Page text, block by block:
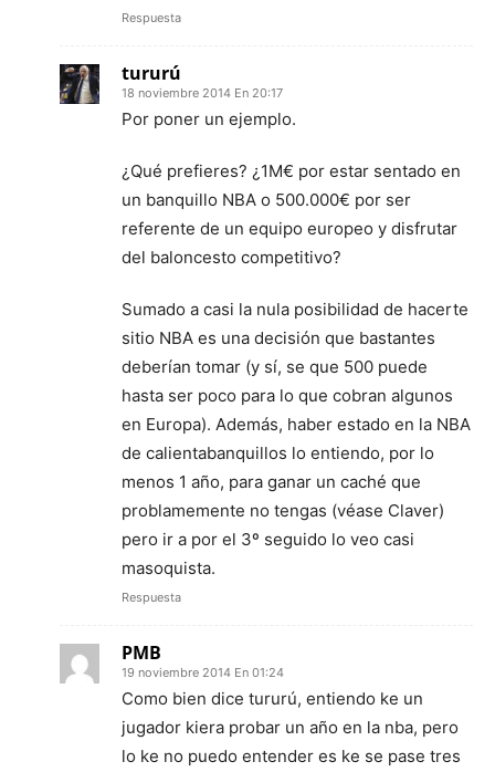
Respuesta
tururú
18 noviembre 2014 En 20:17
Por poner un ejemplo.
¿Qué prefieres? ¿1M€ por estar sentado en
un banquillo NBA o 500.000€ por ser
referente de un equipo europeo y disfrutar
del baloncesto competitivo?
Sumado a casi la nula posibilidad de hacerte
sitio NBA es una decisión que bastantes
deberían tomar (y sí, se que 500 puede
hasta ser poco para lo que cobran algunos
en Europa). Además, haber estado en la NBA
de calientabanquillos lo entiendo, por lo
menos 1 año, para ganar un caché que
problamemente no tengas (véase Claver)
pero ir a por el 3º seguido lo veo casi
masoquista.
Respuesta
PMB
19 noviembre 2014 En 01:24
Como bien dice tururú, entiendo ke un
jugador kiera probar un año en la nba, pero
lo ke no puedo entender es ke se pase tres